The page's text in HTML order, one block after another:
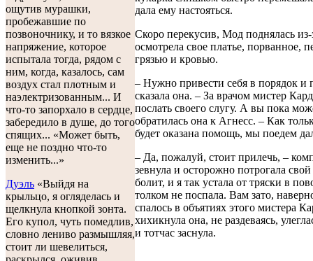
ощутив мурашки,
пробежавшие по
позвоночнику, и то вязкое
напряжение, которое
испытала тогда, рядом с
ним, когда, казалось, сам
воздух стал плотным и
наэлектризованным... И
что-то запорхало в сердце,
забередило в душе, до того
спящих... «Может быть,
еще не поздно что-то
изменить...»
Дуэль «Выйдя на
крыльцо, я огляделась и
щелкнула кнопкой зонта.
Его купол, чуть помедлив,
словно лениво размышляя,
стоит ли шевелиться,
дала ему настояться.
Скоро перекусив, Мод поднялась из-
осмотрела свое платье, порванное,
грязью и кровью.
– Нужно привести себя в порядок и
сказала она. – За врачом мистер
послать своего слугу. А вы пока
обратилась она к Агнесс. – Как
будет оказана помощь, мы поедем
– Да, пожалуй, стоит прилечь, –
зевнула и осторожно потрогала
болит, и я так устала от тряски в
толком не поспала. Вам зато,
спалось в объятиях этого мистера
хихикнула она, не раздеваясь,
и тотчас заснула.